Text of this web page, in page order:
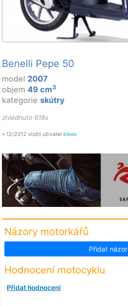
Benelli Pepe 50
model 2007
objem 49 cm3
kategorie skútry
zhlédnuto 618x
» 12/2012 vložil uživatel bikes
Názory motorkářů
Přidat názor
Hodnocení motocyklu
Přidat hodnocení